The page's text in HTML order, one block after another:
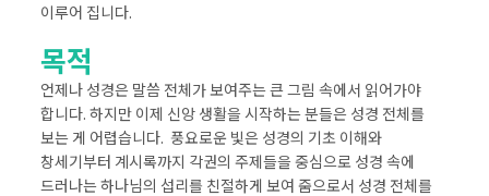
이루어 집니다.
목적
언제나 성경은 말씀 전체가 보여주는 큰 그림 속에서 읽어가야
합니다. 하지만 이제 신앙 생활을 시작하는 분들은 성경 전체를
보는 게 어렵습니다. 풍요로운 빛은 성경의 기초 이해와
창세기부터 계시록까지 각권의 주제들을 중심으로 성경 속에
드러나는 하나님의 섭리를 친절하게 보여 줌으로서 성경 전체를